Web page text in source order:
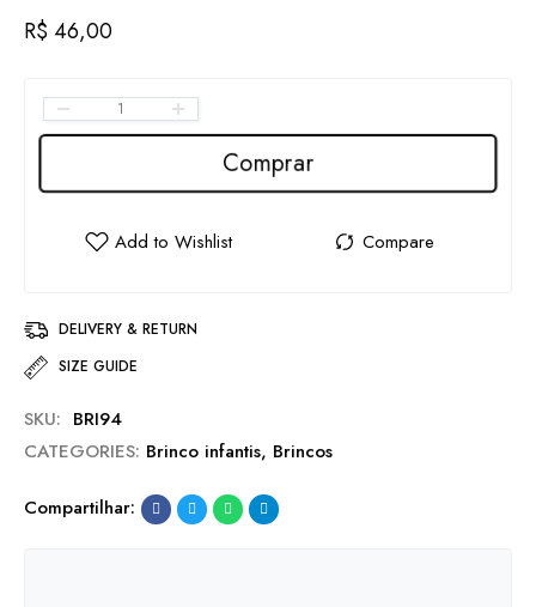
R$ 46,00
Comprar
DELIVERY & RETURN
SIZE GUIDE
SKU: BRI94
CATEGORIES: Brinco infantis, Brincos
Compartilhar: